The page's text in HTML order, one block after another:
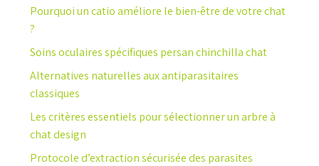
Pourquoi un catio améliore le bien-être de votre chat
?
Soins oculaires spécifiques persan chinchilla chat
Alternatives naturelles aux antiparasitaires
classiques
Les critères essentiels pour sélectionner un arbre à
chat design
Protocole d’extraction sécurisée des parasites